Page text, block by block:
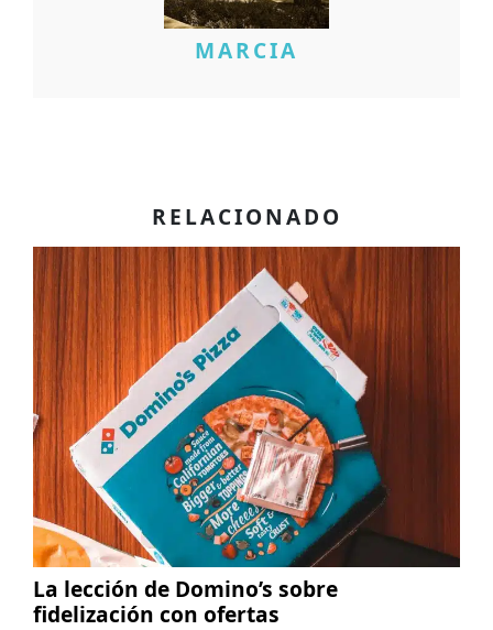
MARCIA
RELACIONADO
La lección de Domino’s sobre
fidelización con ofertas